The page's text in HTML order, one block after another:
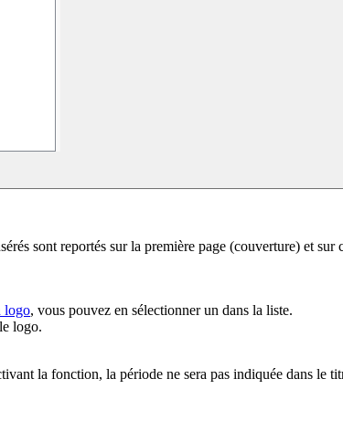
sont reportés sur la première page (couverture) et
logo, vous pouvez en sélectionner un dans la liste.
logo.
la fonction, la période ne sera pas indiquée dans le